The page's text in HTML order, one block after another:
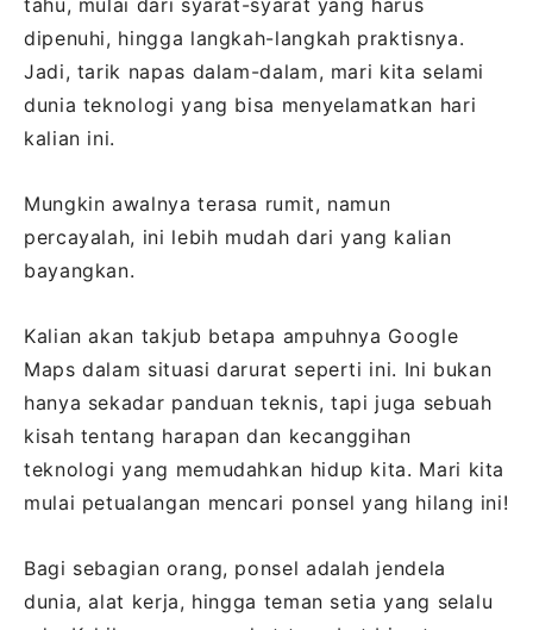
dipenuhi, hingga langkah-langkah praktisnya.
Jadi, tarik napas dalam-dalam, mari kita selami
dunia teknologi yang bisa menyelamatkan hari
kalian ini.
Mungkin awalnya terasa rumit, namun
percayalah, ini lebih mudah dari yang kalian
bayangkan.
Kalian akan takjub betapa ampuhnya Google
Maps dalam situasi darurat seperti ini. Ini bukan
hanya sekadar panduan teknis, tapi juga sebuah
kisah tentang harapan dan kecanggihan
teknologi yang memudahkan hidup kita. Mari kita
mulai petualangan mencari ponsel yang hilang ini!
Bagi sebagian orang, ponsel adalah jendela
dunia, alat kerja, hingga teman setia yang selalu